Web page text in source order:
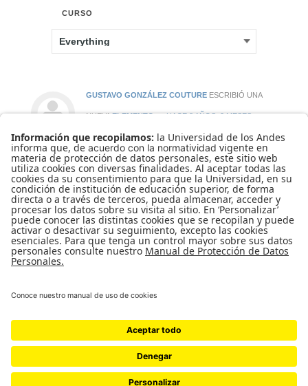
CURSO
GUSTAVO GONZÁLEZ COUTURE ESCRIBIÓ UNA
NUEVAELEMENTO HACE 8 AÑOS, 2 MESES
[vc_row][vc_column]
[vc_column_text]Descripción
*Este curso se ofrece en español.
Los acontecimientos de altos
ejecutivos involucrados en escándalos
de sobornos y toda suerte de
UNIVERSIDAD DE LOS ANDES | VIGILADA MINEDUCACIÓN. RECONOCIMIENTO
COMO UNIVERSIDAD: DECRETO 1297 DEL 30 DE MAYO DE 1964.